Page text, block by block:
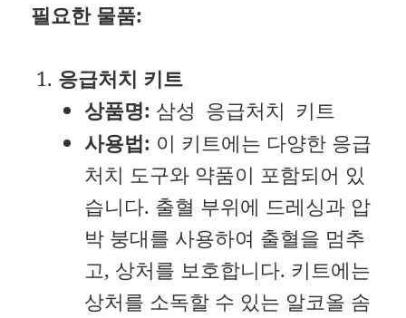
필요한 물품:
응급처치 키트
상품명: 삼성 응급처치 키트
사용법: 이 키트에는 다양한 응급
처치 도구와 약품이 포함되어 있
습니다. 출혈 부위에 드레싱과 압
박 붕대를 사용하여 출혈을 멈추
고, 상처를 보호합니다. 키트에는
상처를 소독할 수 있는 알코올 솜